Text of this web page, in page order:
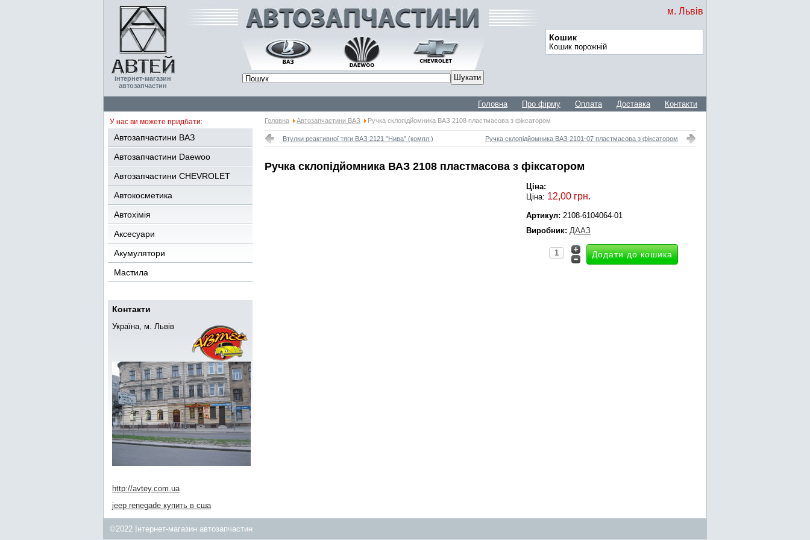
інтернет-магазин
автозапчастин
м. Львів
Кошик
Кошик порожній
Головна Про фірму Оплата Доставка Контакти
У нас ви можете придбати:
Автозапчастини ВАЗ
Автозапчастини Daewoo
Автозапчастини CHEVROLET
Автокосметика
Автохімія
Аксесуари
Акумулятори
Мастила
Контакти
Україна, м. Львів
http://avtey.com.ua
jeep renegade купить в сша
Головна Автозапчастини ВАЗ Ручка склопідйомника ВАЗ 2108 пластмасова з фіксатором
Втулки реактивної тяги ВАЗ 2121 "Нива" (компл.) Ручка склопідйомника ВАЗ 2101-07 пластмасова з фіксатором
Ручка склопідйомника ВАЗ 2108 пластмасова з фіксатором
Ціна:
Ціна: 12,00 грн.
Артикул: 2108-6104064-01
Виробник: ДААЗ
©2022 Інтернет-магазин автозапчастин